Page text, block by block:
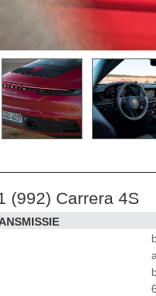
(992) Carrera 4S
6